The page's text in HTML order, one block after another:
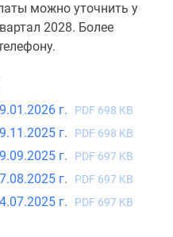
можно уточнить у
2028. Более
г. PDF 698 KB
г. PDF 698 KB
г. PDF 697 KB
г. PDF 697 KB
г. PDF 697 KB